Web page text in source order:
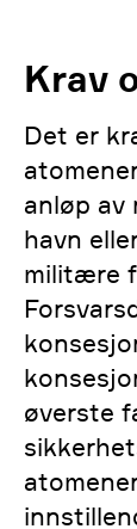
Krav
Det er
anløp
havn
militære
øverste